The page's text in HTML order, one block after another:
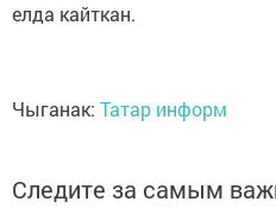
елда кайткан.
Чыганак: Татар информ
Следите за самым